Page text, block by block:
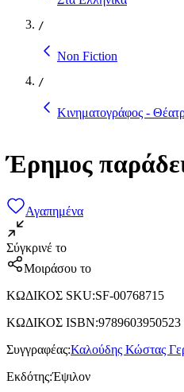
/
Non Fiction
/
Κινηματογράφος -
Έρημος
Αγαπημένα
Σύγκρινέ το
Μοιράσου το
ΚΩΔΙΚΟΣ SKU:SF-00768715
ΚΩΔΙΚΟΣ ISBN:9789603950523
Συγγραφέας:Καλούδης Κώστας
Εκδότης:Έψιλον